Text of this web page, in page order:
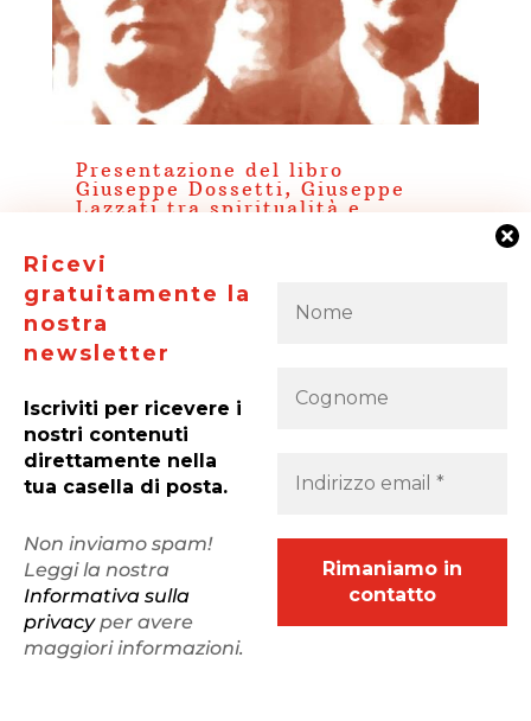
Presentazione del libro
Giuseppe Dossetti, Giuseppe
Lazzati tra spiritualità e
La Città dell’uomo Aps, con ACLI Milanesi,
“Aggiornamenti Sociali”, “Ambrosianeum”,
Ambrosiana invitano alla presentazione del libro:
Giuseppe Dossetti, Giuseppe Lazzati tra
spiritualità e politica, a cura di Franco Monaco...
Ricevi
gratuitamente la
nostra
newsletter
Iscriviti per ricevere i
nostri contenuti
direttamente nella
tua casella di posta.
Non inviamo spam!
Leggi la nostra
Informativa sulla
privacyper avere
maggiori informazioni.